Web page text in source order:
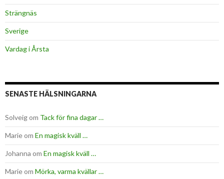
Strängnäs
Sverige
Vardag i Årsta
SENASTE HÄLSNINGARNA
Solveigom Tack för fina dagar …
Marieom En magisk kväll …
Johanna om En magisk kväll …
Marieom Mörka, varma kvällar …